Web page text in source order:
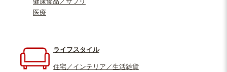
医療
ライフスタイル
住宅／インテリア／生活雑貨